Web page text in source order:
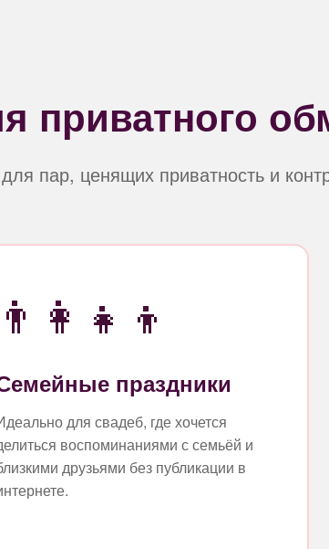
приватного
пар, ценящих приватность и
👨‍👩‍👧‍👦
праздники
для свадеб, где хочется
воспоминаниями с семьёй и
друзьями без публикации в